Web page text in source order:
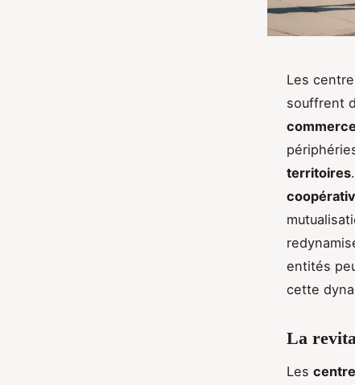
Les
souffrent
territoires
entités
cette
La
Les